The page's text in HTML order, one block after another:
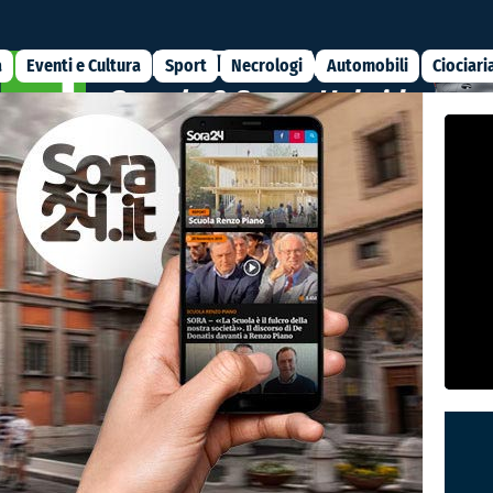
Eventi e Cultura Sport Necrologi Automobili